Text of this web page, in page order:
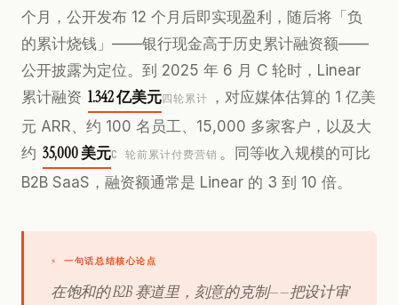
个月，公开发布 12 个月后即实现盈利，随后将「负
的累计烧钱」——银行现金高于历史累计融资额——
公开披露为定位。到 2025 年 6 月 C 轮时，Linear
累计融资 1.342 亿美元四轮累计
，对应媒体估算的 1 亿美
元 ARR、约 100 名员工、15,000 多家客户，以及大
约 35,000 美元C 轮前累计付费营销 。同等收入规模的可比
B2B SaaS，融资额通常是 Linear 的 3 到 10 倍。
⚡一句话总结核心论点
在饱和的 B2B 赛道里，刻意的克制——把设计审